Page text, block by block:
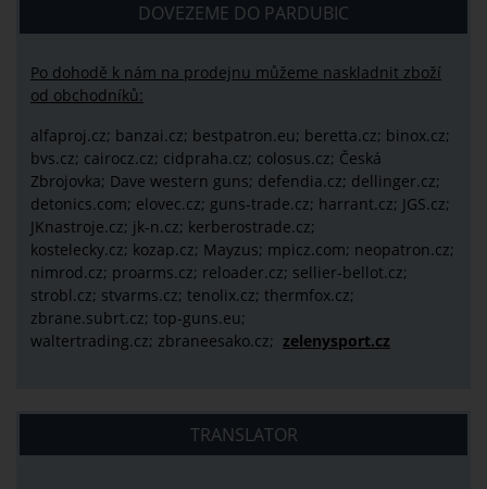
DOVEZEME DO PARDUBIC
Po dohodě k nám na prodejnu můžeme naskladnit zboží
od obchodníků:
alfaproj.cz; banzai.cz; bestpatron.eu; beretta.cz; binox.cz;
bvs.cz; cairocz.cz; cidpraha.cz; colosus.cz; Česká
Zbrojovka; Dave western guns; defendia.cz; dellinger.cz;
detonics.com; elovec.cz; guns-trade.cz; harrant.cz; JGS.cz;
JKnastroje.cz; jk-n.cz; kerberostrade.cz;
kostelecky.cz; kozap.cz; Mayzus; mpicz.com; neopatron.cz;
nimrod.cz; proarms.cz; reloader.cz; sellier-bellot.cz;
strobl.cz; stvarms.cz; tenolix.cz; thermfox.cz;
zbrane.subrt.cz; top-guns.eu;
waltertrading.cz; zbraneesako.cz; zelenysport.cz
TRANSLATOR